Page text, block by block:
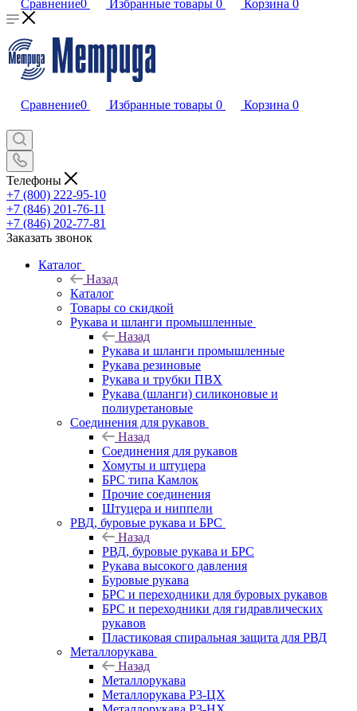
Сравнение0 Избранные товары 0 Корзина 0
Сравнение0 Избранные товары 0 Корзина 0
Телефоны
+7 (800) 222-95-10
+7 (846) 201-76-11
+7 (846) 202-77-81
Заказать звонок
Каталог
Назад
Каталог
Товары со скидкой
Рукава и шланги промышленные
Назад
Рукава и шланги промышленные
Рукава резиновые
Рукава и трубки ПВХ
Рукава (шланги) силиконовые и
полиуретановые
Соединения для рукавов
Назад
Соединения для рукавов
Хомуты и штуцера
БРС типа Камлок
Прочие соединения
Штуцера и ниппели
РВД, буровые рукава и БРС
Назад
РВД, буровые рукава и БРС
Рукава высокого давления
Буровые рукава
БРС и переходники для буровых рукавов
БРС и переходники для гидравлических
рукавов
Пластиковая спиральная защита для РВД
Металлорукава
Назад
Металлорукава
Металлорукава Р3-ЦХ